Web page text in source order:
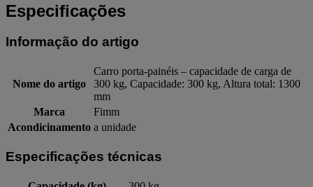
Especificações
Informação do artigo
Nome do artigo
Carro porta-painéis – capacidade de carga de
300 kg, Capacidade: 300 kg, Altura total: 1300
mm
Marca
Fimm
Acondicinamento a unidade
Especificações técnicas